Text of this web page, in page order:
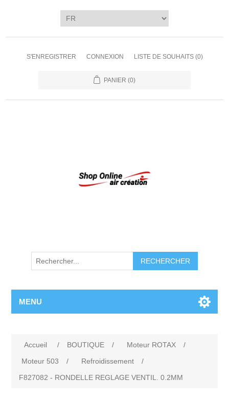
S'ENREGISTRER CONNEXION LISTE DE SOUHAITS (0)
PANIER (0)
RECHERCHER
MENU
Accueil / BOUTIQUE / Moteur ROTAX
/
Moteur 503
/ Refroidissement
/
F827082 - RONDELLE REGLAGE VENTIL. 0.2MM